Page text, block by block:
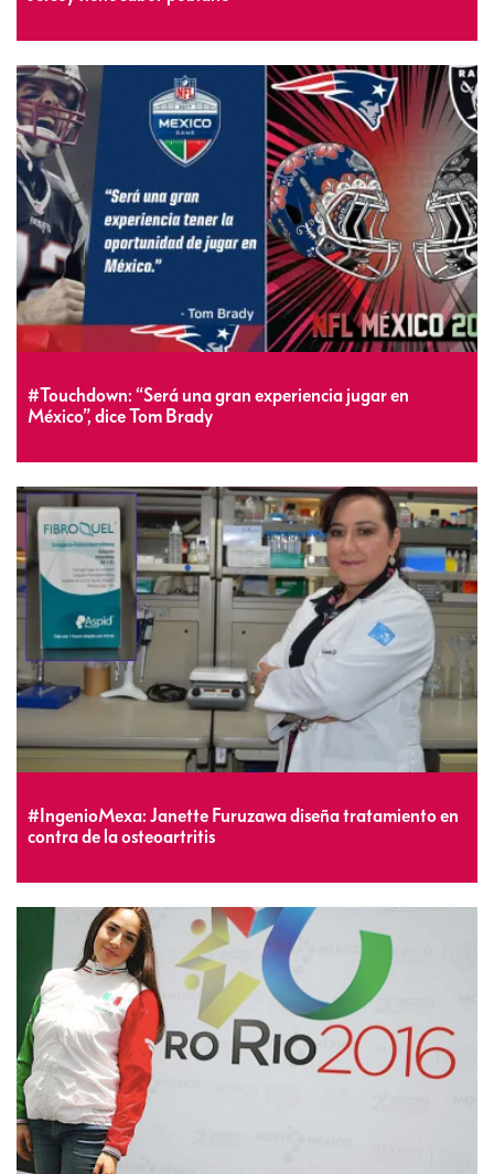
#Touchdown: “Será una gran experiencia jugar en
México”, dice Tom Brady
#IngenioMexa: Janette Furuzawa diseña tratamiento en
contra de la osteoartritis